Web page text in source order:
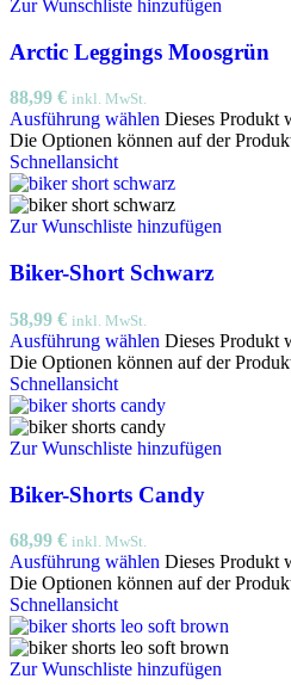
Zur Wunschliste hinzufügen
Arctic Leggings Moosgrün
88,99 € inkl. MwSt.
Ausführung wählen Dieses Produkt
Die Optionen können auf der
Schnellansicht
Zur Wunschliste hinzufügen
Biker-Short Schwarz
58,99 € inkl. MwSt.
Ausführung wählen Dieses Produkt
Die Optionen können auf der
Schnellansicht
Zur Wunschliste hinzufügen
Biker-Shorts Candy
68,99 € inkl. MwSt.
Ausführung wählen Dieses Produkt
Die Optionen können auf der
Schnellansicht
Zur Wunschliste hinzufügen